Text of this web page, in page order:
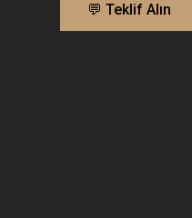
💬 Teklif Alın